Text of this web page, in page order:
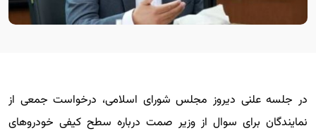
در جلسه علنی دیروز مجلس شورای اسلامی، درخواست جمعی از
نمایندگان برای سوال از وزیر صمت درباره سطح کیفی خودروهای